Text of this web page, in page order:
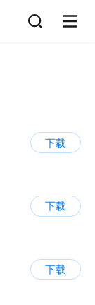
下载
下载
下载